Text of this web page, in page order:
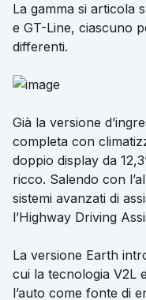
La gamma si articola
e GT-Line, ciascuno
differenti.
Già la versione
completa con
doppio display da
ricco. Salendo con
sistemi avanzati di
l’Highway Driving
La versione Earth
cui la tecnologia V2L
l’auto come fonte di